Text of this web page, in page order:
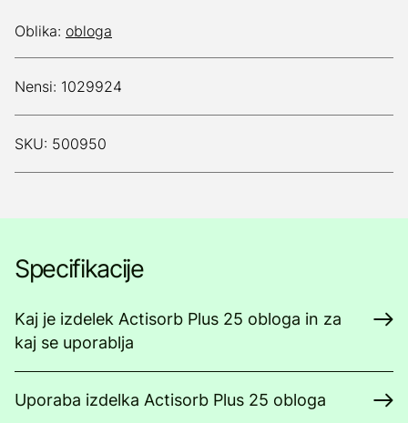
Oblika: obloga
Nensi: 1029924
SKU: 500950
Specifikacije
Kaj je izdelek Actisorb Plus 25 obloga in za
kaj se uporablja
Uporaba izdelka Actisorb Plus 25 obloga